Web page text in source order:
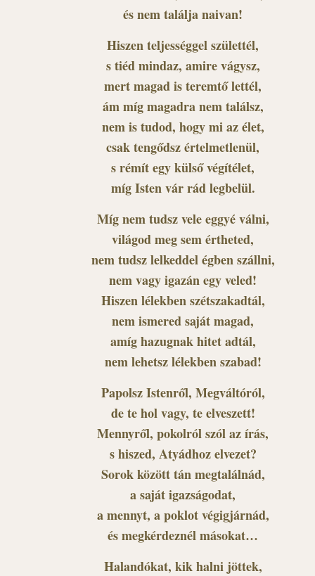
és nem találja naivan!
Hiszen teljességgel születtél,
s tiéd mindaz, amire vágysz,
mert magad is teremtő lettél,
ám míg magadra nem találsz,
nem is tudod, hogy mi az élet,
csak tengődsz értelmetlenül,
s rémít egy külső végítélet,
míg Isten vár rád legbelül.
Míg nem tudsz vele eggyé válni,
világod meg sem értheted,
nem tudsz lelkeddel égben szállni,
nem vagy igazán egy veled!
Hiszen lélekben szétszakadtál,
nem ismered saját magad,
amíg hazugnak hitet adtál,
nem lehetsz lélekben szabad!
Papolsz Istenről, Megváltóról,
de te hol vagy, te elveszett!
Mennyről, pokolról szól az írás,
s hiszed, Atyádhoz elvezet?
Sorok között tán megtalálnád,
a saját igazságodat,
a mennyt, a poklot végigjárnád,
és megkérdeznél másokat…
Halandókat, kik halni jöttek,